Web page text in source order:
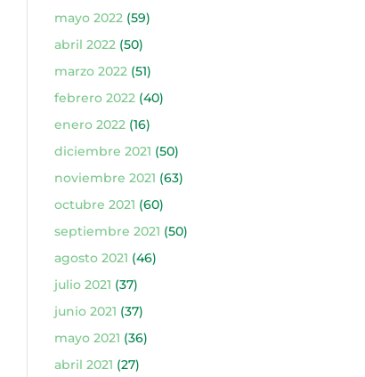
mayo 2022(59)
abril 2022(50)
marzo 2022(51)
febrero 2022(40)
enero 2022(16)
diciembre 2021 (50)
noviembre 2021 (63)
octubre 2021 (60)
septiembre 2021 (50)
agosto 2021 (46)
julio 2021 (37)
junio 2021 (37)
mayo 2021 (36)
abril 2021 (27)